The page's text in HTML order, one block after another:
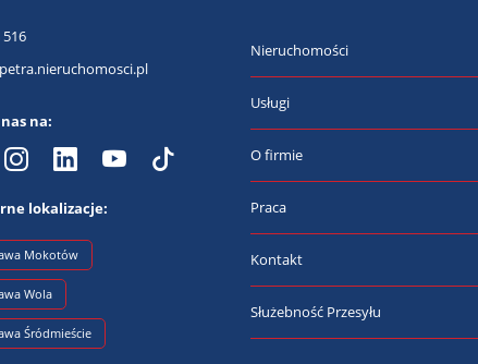
516
na:
lokalizacje:
Mokotów
Wola
Śródmieście
Nieruchomości
Usługi
O firmie
Praca
Kontakt
Służebność Przesyłu